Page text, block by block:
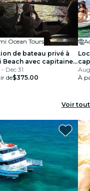
Ocean Tours
de bateau privé à
Beach avec capitaine,
et Millionaire Row
Dec 31
de$375.00
À
Voir tout